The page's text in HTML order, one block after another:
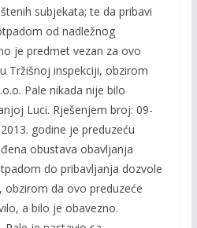
subjekata; te da pribavi
od nadležnog
je predmet vezan za ovo
Tržišnoj inspekciji, obzirom
Pale nikada nije bilo
Luci. Rješenjem broj: 09-
godine je preduzeću
obustava obavljanja
do pribavljanja dozvole
da ovo preduzeće
a bilo je obavezno.